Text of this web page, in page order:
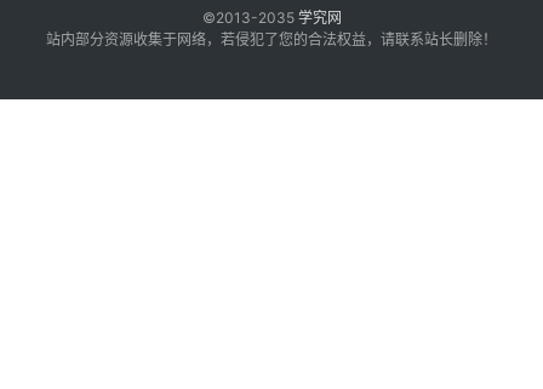
©2013-2035 学究网
站内部分资源收集于网络，若侵犯了您的合法权益，请联系站长删除！